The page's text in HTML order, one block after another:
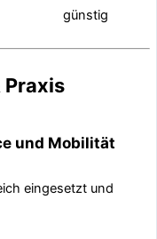
günstig
Praxis
und Mobilität
eingesetzt und